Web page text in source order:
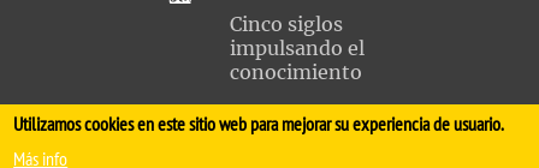
Cinco siglos
impulsando el
conocimiento
FACULTAD DE MEDICINA
Utilizamos cookies en este sitio web para mejorar su experiencia de usuario.
Más info